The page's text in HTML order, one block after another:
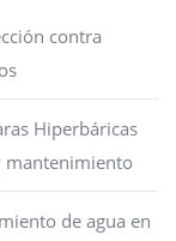
contra
Hiperbáricas
mantenimiento
de agua en